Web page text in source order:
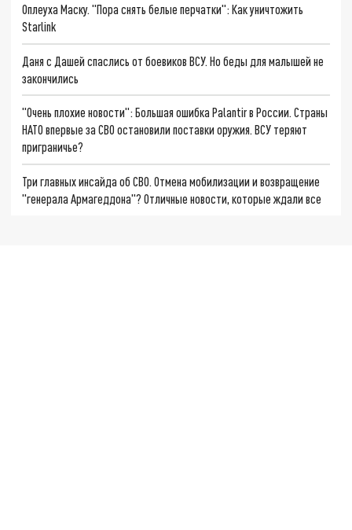
Оплеуха Маску. "Пора снять белые перчатки": Как уничтожить
Starlink
Даня с Дашей спаслись от боевиков ВСУ. Но беды для малышей не
закончились
"Очень плохие новости": Большая ошибка Palantir в России. Страны
НАТО впервые за СВО остановили поставки оружия. ВСУ теряют
приграничье?
Три главных инсайда об СВО. Отмена мобилизации и возвращение
"генерала Армагеддона"? Отличные новости, которые ждали все